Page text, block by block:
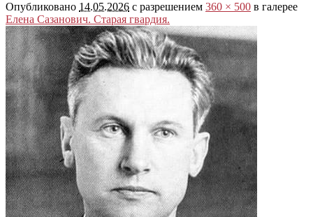
Опубликовано 14.05.2026 с разрешением 360 × 500 в галерее
Елена Сазанович. Старая гвардия.